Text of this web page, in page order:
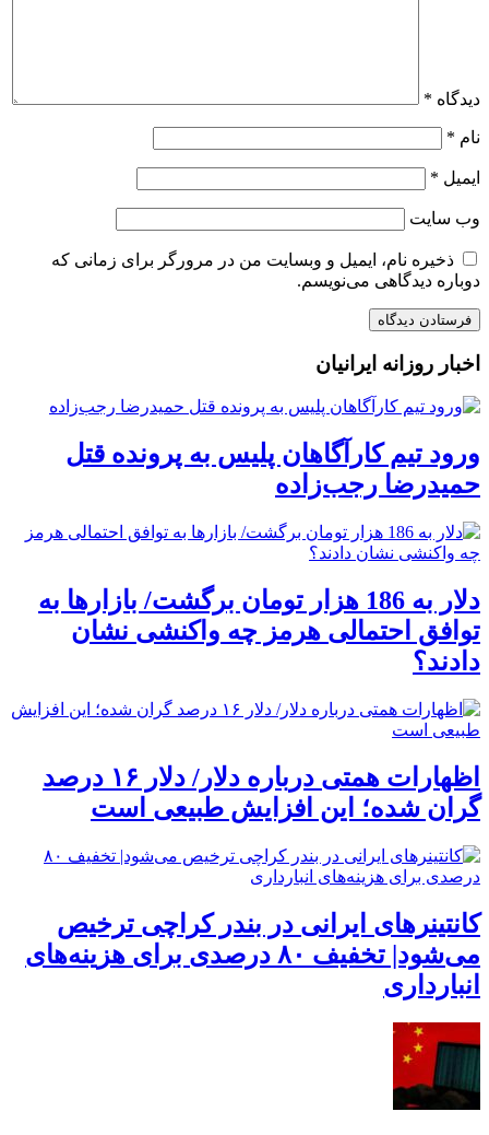
دیدگاه *
نام *
ایمیل *
وب‌ سایت
ذخیره نام، ایمیل و وبسایت من در مرورگر برای زمانی که
دوباره دیدگاهی می‌نویسم.
اخبار روزانه ایرانیان
ورود تیم کارآگاهان پلیس به پرونده قتل
حمیدرضا رجب‌زاده
دلار به 186 هزار تومان برگشت/ بازارها به
توافق احتمالی هرمز چه واکنشی نشان
دادند؟
اظهارات همتی درباره دلار/ دلار ۱۶ درصد
گران شده؛ این افزایش طبیعی است
کانتینرهای ایرانی در بندر کراچی ترخیص
می‌شود| تخفیف ۸۰ درصدی برای هزینه‌های
انبارداری